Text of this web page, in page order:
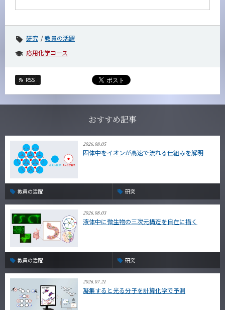
研究
教員の活躍
応用化学コース
RSS
おすすめ記事
2026.08.05
固体中をイオンが高速で流れる仕組みを解明
教員の活躍 研究
2026.08.03
液体中に微生物の三次元構造を自在に描く
教員の活躍 研究
2026.07.21
凝集すると光る分子を計算化学で予測